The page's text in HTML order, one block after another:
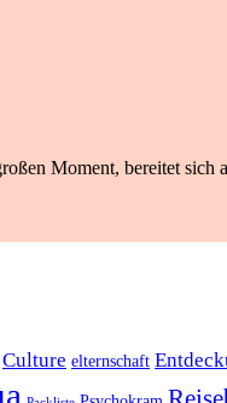
Moment, bereitet
Culture elternschaft